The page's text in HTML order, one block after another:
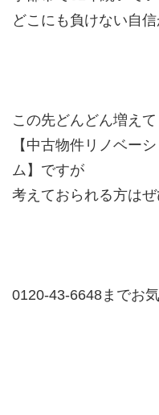
どこにも負けない自信
この先どんどん増えて
【中古物件リノベー
ム】ですが
考えておられる方は
0120-43-6648までお